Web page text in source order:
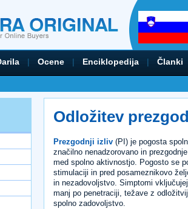
| Ocene | Enciklopedija | Članki
Odložitev
Prezgodnji izliv (PI) je pogosta
značilno nenadzorovano in
med spolno aktivnostjo. Pogosto se
stimulaciji in pred posameznikovo
in nezadovoljstvo. Simptomi
manj po penetraciji, težave z
spolno zadovoljstvo.